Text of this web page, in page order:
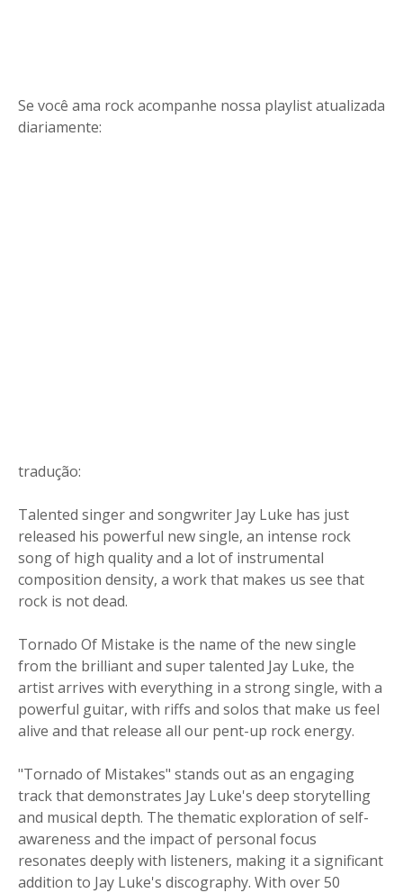
Se você ama rock acompanhe nossa playlist atualizada
diariamente:
tradução:
Talented singer and songwriter Jay Luke has just
released his powerful new single, an intense rock
song of high quality and a lot of instrumental
composition density, a work that makes us see that
rock is not dead.
Tornado Of Mistake is the name of the new single
from the brilliant and super talented Jay Luke, the
artist arrives with everything in a strong single, with a
powerful guitar, with riffs and solos that make us feel
alive and that release all our pent-up rock energy.
"Tornado of Mistakes" stands out as an engaging
track that demonstrates Jay Luke's deep storytelling
and musical depth. The thematic exploration of self-
awareness and the impact of personal focus
resonates deeply with listeners, making it a significant
addition to Jay Luke's discography. With over 50